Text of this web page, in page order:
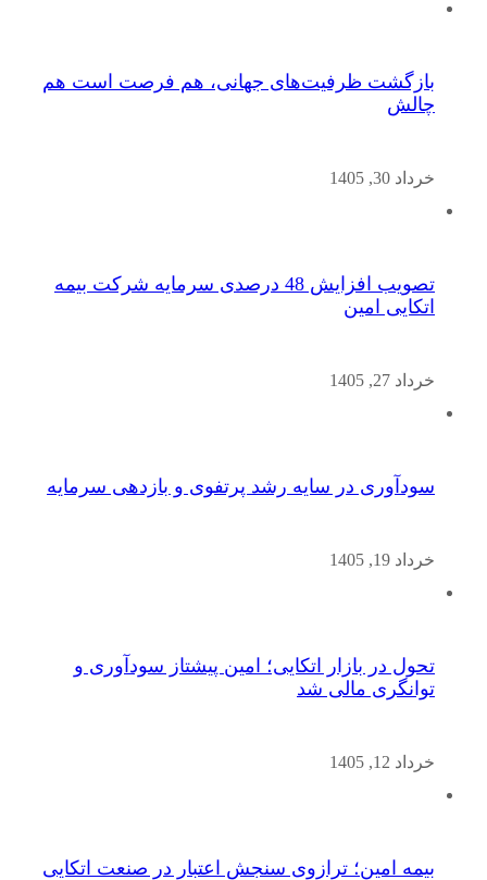
بازگشت ظرفیت‌های جهانی، هم فرصت است هم
چالش
خرداد 30, 1405
تصویب افزایش 48 درصدی سرمایه شرکت بیمه
اتکایی امین
خرداد 27, 1405
سودآوری در سایه رشد پرتفوی و بازدهی سرمایه
خرداد 19, 1405
تحول در بازار اتکایی؛ امین پیشتاز سودآوری و
توانگری مالی شد
خرداد 12, 1405
بیمه امین؛ ترازوی سنجش اعتبار در صنعت اتکایی